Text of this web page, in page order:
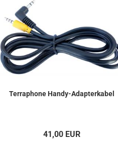
Terraphone Handy-Adapterkabel
41,00 EUR